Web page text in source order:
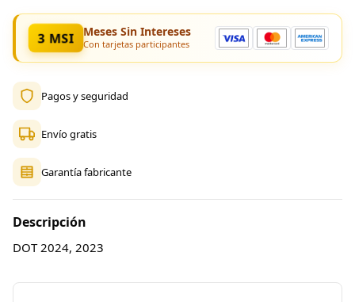
3 MSI Meses Sin Intereses
Con tarjetas participantes
Pagos y seguridad
Envío gratis
Garantía fabricante
Descripción
DOT 2024, 2023